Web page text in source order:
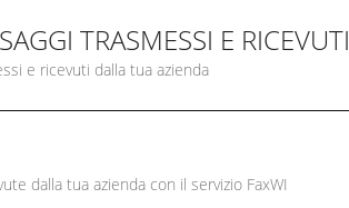
TRASMESSI E RICEVUTI
e ricevuti dalla tua azienda
dalla tua azienda con il servizio FaxWI